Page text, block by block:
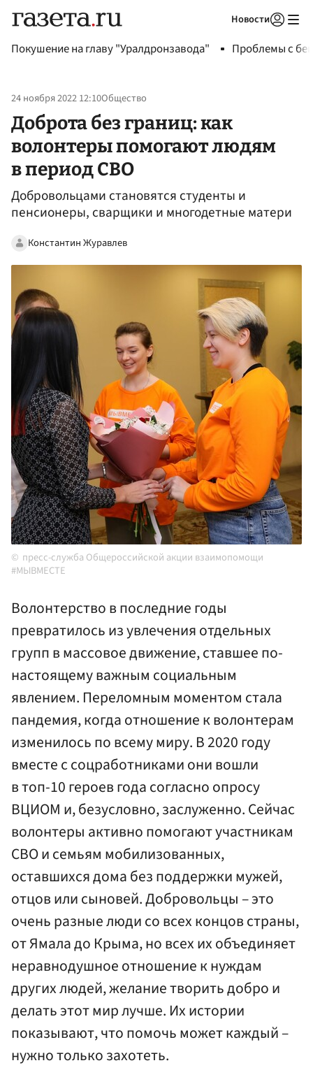
Новости
Покушение на главу "Уралдронзавода" Проблемы с
24 ноября 2022 12:10Общество
Доброта без границ: как
волонтеры помогают людям
в период СВО
Добровольцами становятся студенты и
пенсионеры, сварщики и многодетные матери
Константин Журавлев
пресс-служба Общероссийской акции взаимопомощи
#МЫВМЕСТЕ
Волонтерство в последние годы
превратилось из увлечения отдельных
групп в массовое движение, ставшее по-
настоящему важным социальным
явлением. Переломным моментом стала
пандемия, когда отношение к волонтерам
изменилось по всему миру. В 2020 году
вместе с соцработниками они вошли
в топ-10 героев года согласно опросу
ВЦИОМ и, безусловно, заслуженно. Сейчас
волонтеры активно помогают участникам
СВО и семьям мобилизованных,
оставшихся дома без поддержки мужей,
отцов или сыновей. Добровольцы – это
очень разные люди со всех концов страны,
от Ямала до Крыма, но всех их объединяет
неравнодушное отношение к нуждам
других людей, желание творить добро и
делать этот мир лучше. Их истории
показывают, что помочь может каждый –
нужно только захотеть.